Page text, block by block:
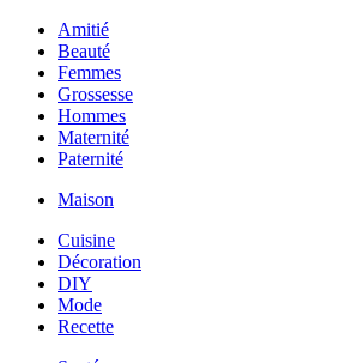
Amitié
Beauté
Femmes
Grossesse
Hommes
Maternité
Paternité
Maison
Cuisine
Décoration
DIY
Mode
Recette